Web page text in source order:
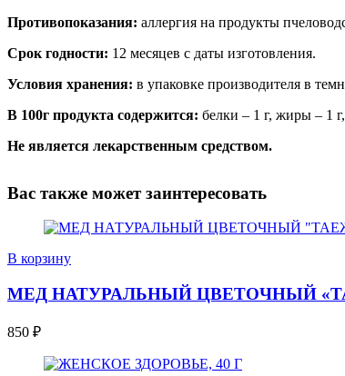
Противопоказания: аллергия на продукты
Срок годности: 12 месяцев с даты изготовления.
Условия хранения: в упаковке производителя в
В 100г продукта содержится: белки – 1 г, жиры – 1
Не является лекарственным средством.
Вас также может заинтересовать
В корзину
МЕД НАТУРАЛЬНЫЙ ЦВЕТОЧНЫЙ
850 ₽